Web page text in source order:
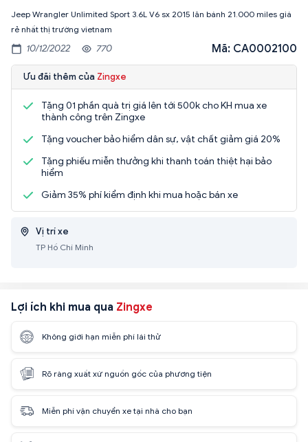
Jeep Wrangler Unlimited Sport 3.6L V6 sx 2015 lăn bánh 21.000 miles giá
rẻ nhất thị trường vietnam
10/12/2022 770 Mã: CA0002100
Ưu đãi thêm của Zingxe
Tặng 01 phần quà trị giá lên tới 500k cho KH mua xe
thành công trên Zingxe
Tặng voucher bảo hiểm dân sự, vật chất giảm giá 20%
Tặng phiếu miễn thưởng khi thanh toán thiệt hại bảo
hiểm
Giảm 35% phí kiểm định khi mua hoặc bán xe
Vị trí xe
TP Hồ Chí Minh
Lợi ích khi mua qua Zingxe
Không giới hạn miễn phí lái thử
Rõ ràng xuất xứ nguồn gốc của phương tiện
Miễn phí vận chuyển xe tại nhà cho bạn